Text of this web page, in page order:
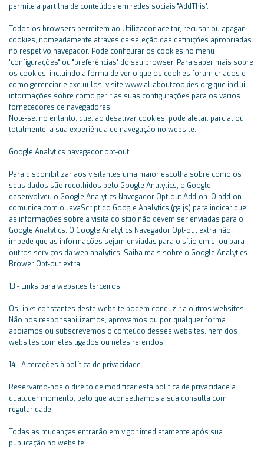
permite a partilha de conteúdos em redes sociais "AddThis".
Todos os browsers permitem ao Utilizador aceitar, recusar ou apagar
cookies, nomeadamente através da seleção das definições apropriadas
no respetivo navegador. Pode configurar os cookies no menu
"configurações" ou "preferências" do seu browser. Para saber mais sobre
os cookies, incluindo a forma de ver o que os cookies foram criados e
como gerenciar e excluí-los, visite www.allaboutcookies.org que inclui
informações sobre como gerir as suas configurações para os vários
fornecedores de navegadores.
Note-se, no entanto, que, ao desativar cookies, pode afetar, parcial ou
totalmente, a sua experiência de navegação no website.
Google Analytics navegador opt-out
Para disponibilizar aos visitantes uma maior escolha sobre como os
seus dados são recolhidos pelo Google Analytics, o Google
desenvolveu o Google Analytics Navegador Opt-out Add-on. O add-on
comunica com o JavaScript do Google Analytics (ga.js) para indicar que
as informações sobre a visita do sítio não devem ser enviadas para o
Google Analytics. O Google Analytics Navegador Opt-out extra não
impede que as informações sejam enviadas para o sítio em si ou para
outros serviços da web analytics. Saiba mais sobre o Google Analytics
Brower Opt-out extra.
13 - Links para websites terceiros
Os links constantes deste website podem conduzir a outros websites.
Não nos responsabilizamos, aprovamos ou por qualquer forma
apoiamos ou subscrevemos o conteúdo desses websites, nem dos
websites com eles ligados ou neles referidos.
14 - Alterações à política de privacidade
Reservamo-nos o direito de modificar esta política de privacidade a
qualquer momento, pelo que aconselhamos a sua consulta com
regularidade.
Todas as mudanças entrarão em vigor imediatamente após sua
publicação no website.